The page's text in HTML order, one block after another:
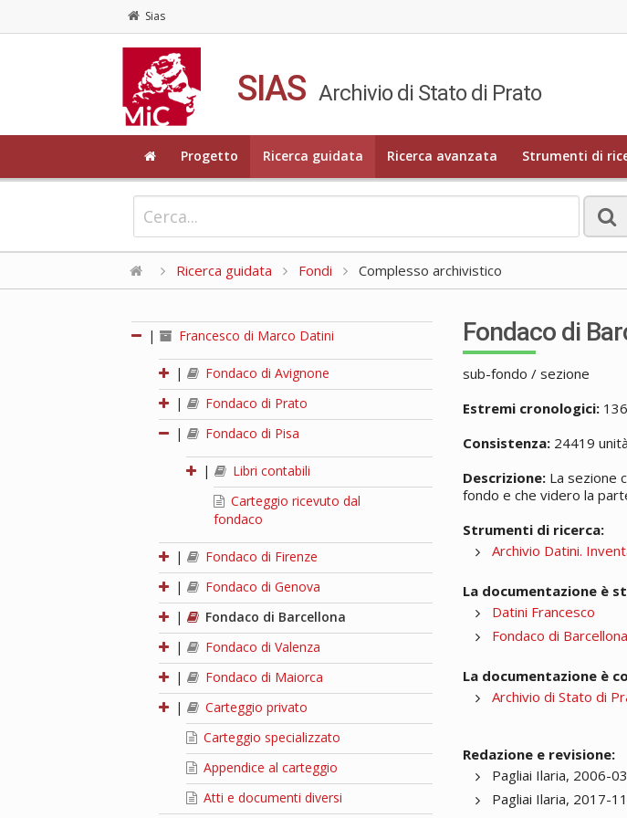
Sias
SIAS Archivio di Stato di Prato
Progetto Ricerca guidata Ricerca avanzata Strumenti di
Ricerca guidata Fondi Complesso archivistico
| Francesco di Marco Datini
|
Fondaco di Avignone
|
Fondaco di Prato
|
Fondaco di Pisa
|
Libri contabili
Carteggio ricevuto dal
fondaco
|
Fondaco di Firenze
|
Fondaco di Genova
|
Fondaco di Barcellona
|
Fondaco di Valenza
|
Fondaco di Maiorca
|
Carteggio privato
Carteggio specializzato
Appendice al carteggio
Atti e documenti diversi
Fondaco di
sub-fondo / sezione
Estremi cronologici:
Consistenza: 24419
Descrizione: La sezione
fondo e che videro la
Strumenti di ricerca:
Archivio Datini.
La documentazione è
Datini Francesco
Fondaco di Barcellona
La documentazione è
Archivio di Stato di
Redazione e revisione:
Pagliai Ilaria, 2006-
Pagliai Ilaria, 2017-